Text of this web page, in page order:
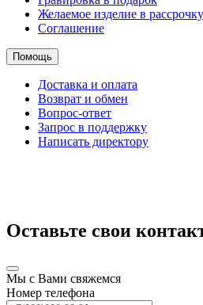
Желаемое изделие в
Соглашение
Помощь
Доставка и оплата
Возврат и обмен
Вопрос-ответ
Запрос в поддержку
Написать директору
Оставьте свои
Мы с Вами свяжемся
Номер телефона